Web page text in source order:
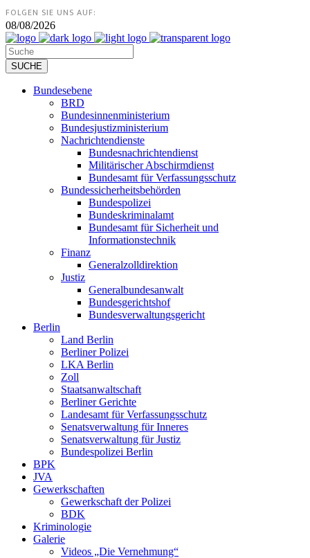
FOLGEN SIE UNS AUF:
08/08/2026
Bundesebene
BRD
Bundesinnenministerium
Bundesjustizministerium
Nachrichtendienste
Bundesnachrichtendienst
Militärischer Abschirmdienst
Bundesamt für Verfassungsschutz
Bundessicherheitsbehörden
Bundespolizei
Bundeskriminalamt
Bundesamt für Sicherheit und
Informationstechnik
Finanz
Generalzolldirektion
Justiz
Generalbundesanwalt
Bundesgerichtshof
Bundesverwaltungsgericht
Berlin
Land Berlin
Berliner Polizei
LKA Berlin
Zoll
Staatsanwaltschaft
Berliner Gerichte
Landesamt für Verfassungsschutz
Senatsverwaltung für Inneres
Senatsverwaltung für Justiz
Bundespolizei Berlin
BPK
JVA
Gewerkschaften
Gewerkschaft der Polizei
BDK
Kriminologie
Galerie
Videos „Die Vernehmung“